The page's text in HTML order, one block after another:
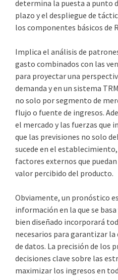
determina la puesta a punto
plazo y el despliegue de
los componentes básicos de
Implica el análisis de
gasto combinados con las
para proyectar una
demanda y en un sistema
no solo por segmento de
flujo o fuente de ingresos.
el mercado y las fuerzas que
que las previsiones no solo
sucede en el
factores externos que
valor percibido del producto.
Obviamente, un pronóstico
información en la que se
bien diseñado incorporará
necesarios para garantizar
de datos. La precisión de los
decisiones clave sobre las
maximizar los ingresos en